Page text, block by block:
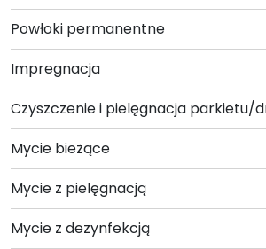
Powłoki permanentne
Impregnacja
Czyszczenie i pielęgnacja parkietu/
Mycie bieżące
Mycie z pielęgnacją
Mycie z dezynfekcją